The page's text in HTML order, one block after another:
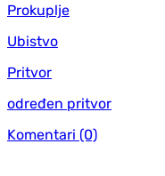
Prokuplje
Ubistvo
Pritvor
određen pritvor
Komentari (0)